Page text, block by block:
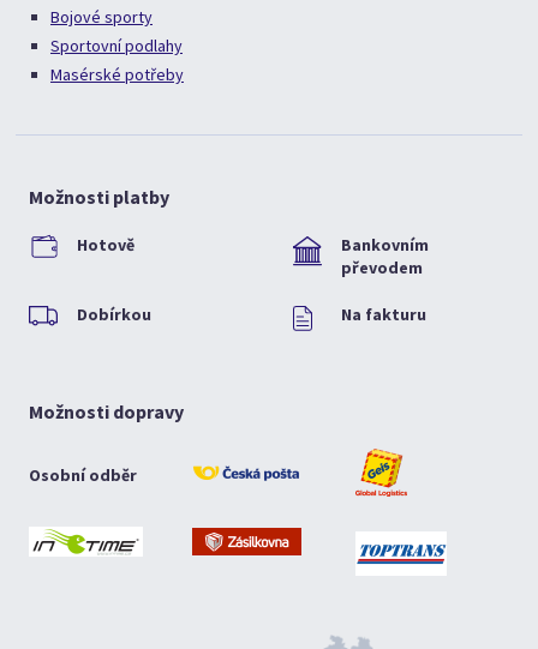
Bojové sporty
Sportovní podlahy
Masérské potřeby
Možnosti platby
Hotově
Bankovním
převodem
Dobírkou Na fakturu
Možnosti dopravy
Osobní odběr